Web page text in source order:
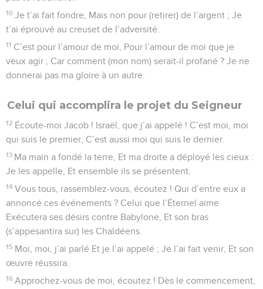
10 Je t’ai fait fondre, Mais non pour (retirer) de l’argent ; Je
t’ai éprouvé au creuset de l’adversité.
11 C’est pour l’amour de moi, Pour l’amour de moi que je
veux agir ; Car comment (mon nom) serait-il profané ? Je ne
donnerai pas ma gloire à un autre.
Celui qui accomplira le projet du Seigneur
12 Écoute-moi Jacob ! Israël, que j’ai appelé ! C’est moi, moi
qui suis le premier, C’est aussi moi qui suis le dernier.
13 Ma main a fondé la terre, Et ma droite a déployé les cieux :
Je les appelle, Et ensemble ils se présentent.
14 Vous tous, rassemblez-vous, écoutez ! Qui d’entre eux a
annoncé ces événements ? Celui que l’Éternel aime
Exécutera ses désirs contre Babylone, Et son bras
(s’appesantira sur) les Chaldéens.
15 Moi, moi, j’ai parlé Et je l’ai appelé ; Je l’ai fait venir, Et son
œuvre réussira.
16 Approchez-vous de moi, écoutez ! Dès le commencement,